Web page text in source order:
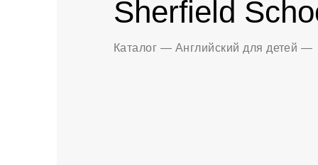
Вакансии
Блог
Sherfield
Каталог — Английский для детей —